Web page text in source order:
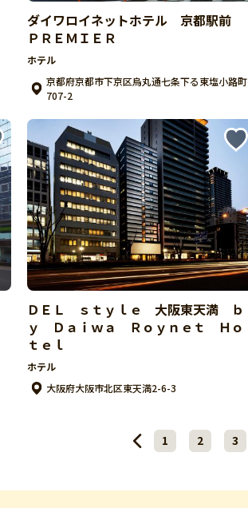
ダイワロイネットホテル 京都駅前
ＰＲＥＭＩＥＲ
ホテル
京都府京都市下京区烏丸通七条下る東塩小路町
707-2
ＤＥＬ ｓｔｙｌｅ 大阪東天満 ｂ
ｙ Ｄａｉｗａ Ｒｏｙｎｅｔ Ｈｏ
ｔｅｌ
ホテル
大阪府大阪市北区東天満2-6-3
1 2 3